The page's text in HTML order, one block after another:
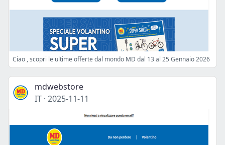
Ciao , scopri le ultime offerte dal mondo MD dal 13 al 25 Gennaio 2026
mdwebstore
IT · 2025-11-11